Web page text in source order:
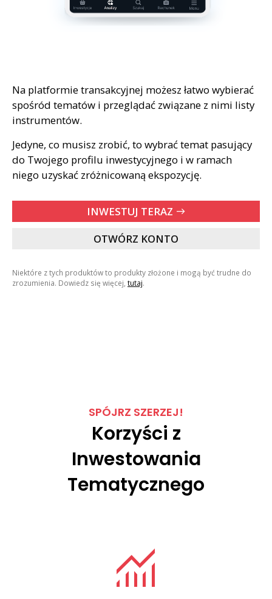
Na platformie transakcyjnej możesz łatwo wybierać
spośród tematów i przeglądać związane z nimi listy
instrumentów.
Jedyne, co musisz zrobić, to wybrać temat pasujący
do Twojego profilu inwestycyjnego i w ramach
niego uzyskać zróżnicowaną ekspozycję.
INWESTUJ TERAZ east
OTWÓRZ KONTO
Niektóre z tych produktów to produkty złożone i mogą być trudne do
zrozumienia. Dowiedz się więcej, tutaj.
SPÓJRZ SZERZEJ!
Korzyści z
Inwestowania
Tematycznego
monitoring